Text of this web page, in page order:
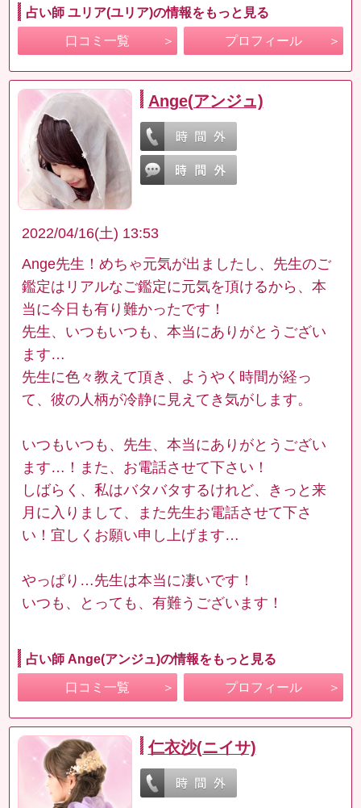
占い師 ユリア(ユリア)の情報をもっと見る
口コミ一覧 プロフィール
Ange(アンジュ)
2022/04/16(土) 13:53
Ange先生！めちゃ元気が出ましたし、先生のご
鑑定はリアルなご鑑定に元気を頂けるから、本
当に今日も有り難かったです！
先生、いつもいつも、本当にありがとうござい
ます…
先生に色々教えて頂き、ようやく時間が経っ
て、彼の人柄が冷静に見えてき気がします。
いつもいつも、先生、本当にありがとうござい
ます…！また、お電話させて下さい！
しばらく、私はバタバタするけれど、きっと来
月に入りまして、また先生お電話させて下さ
い！宜しくお願い申し上げます…
やっぱり…先生は本当に凄いです！
いつも、とっても、有難うございます！
占い師 Ange(アンジュ)の情報をもっと見る
口コミ一覧 プロフィール
仁衣沙(ニイサ)